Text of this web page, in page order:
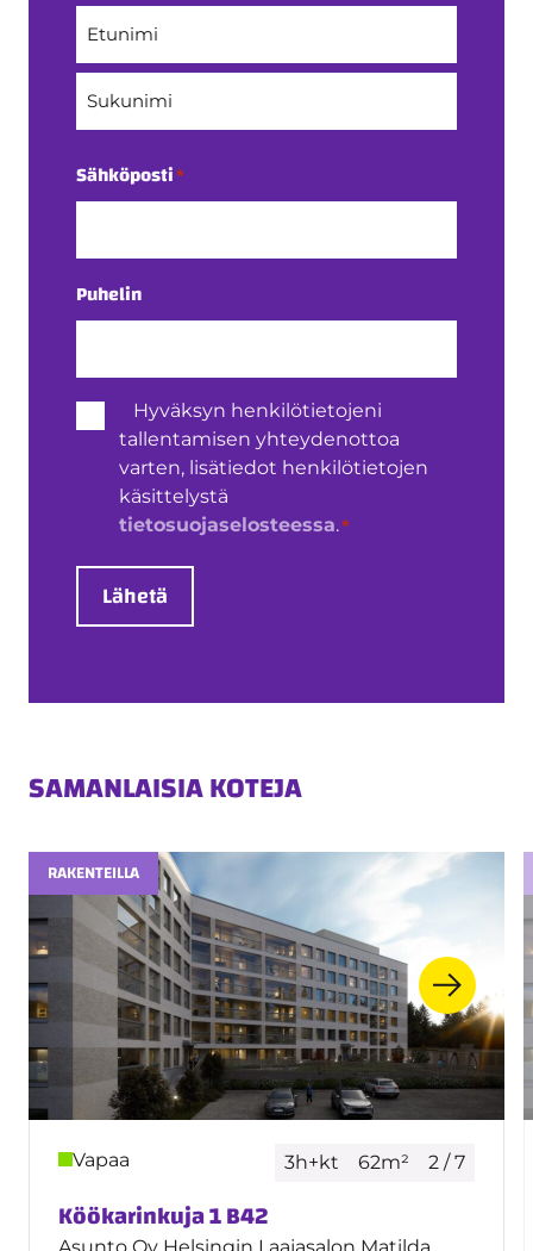
Etunimi
Sähköposti*
Puhelin
Henkilötietojen
käsittely*
Hyväksyn henkilötietojeni
tallentamisen yhteydenottoa
varten, lisätiedot henkilötietojen
käsittelystä
tietosuojaselosteessa.*
Lähetä
SAMANLAISIA KOTEJA
RAKENTEILLA
Vapaa 3h+kt 62m² 2 / 7
Köökarinkuja 1 B42